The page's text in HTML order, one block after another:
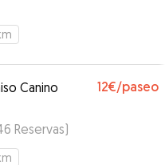
Canino
12€/paseo
Reservas)